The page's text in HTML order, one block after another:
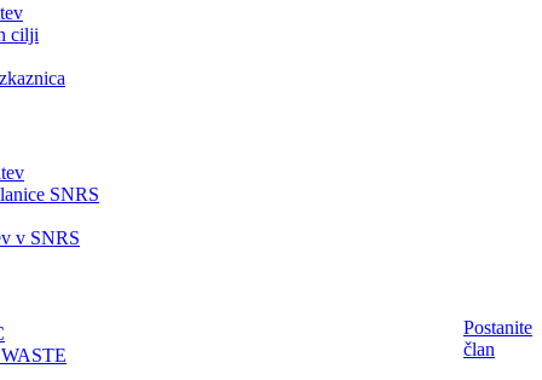
cilji
SNRS
v SNRS
Postanite
član